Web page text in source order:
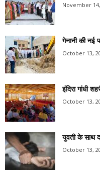
November
गेनानी की नई
October 13,
इंदिरा गांधी
October 13,
युवती के साथ
October 13,